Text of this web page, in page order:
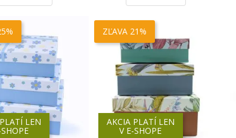
LEN AKCIA PLATÍ LEN
V E-SHOPE
ZĽAVA 21%